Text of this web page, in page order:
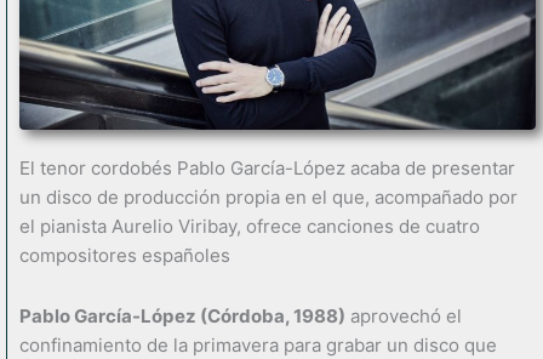
El tenor cordobés Pablo García-López acaba de presentar
un disco de producción propia en el que, acompañado por
el pianista Aurelio Viribay, ofrece canciones de cuatro
compositores españoles
Pablo García-López (Córdoba, 1988) aprovechó el
confinamiento de la primavera para grabar un disco que